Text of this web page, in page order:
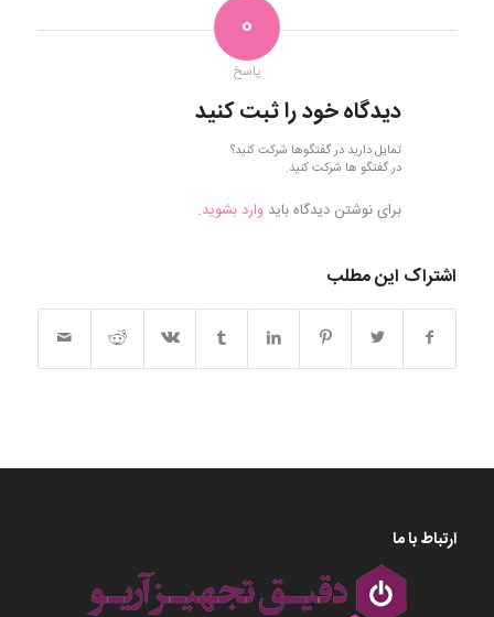
0
پاسخ
دیدگاه خود را ثبت کنید
تمایل دارید در گفتگوها شرکت کنید؟
در گفتگو ها شرکت کنید.
برای نوشتن دیدگاه باید وارد بشوید.
اشتراک این مطلب
ارتباط با ما